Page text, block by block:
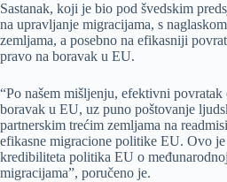
Sastanak, koji je bio pod švedskim
na upravljanje migracijama, s
zemljama, a posebno na efikasniji
pravo na boravak u EU.
“Po našem mišljenju, efektivni povratak
boravak u EU, uz puno poštovanje
partnerskim trećim zemljama na
efikasne migracione politike EU. Ovo
kredibiliteta politika EU o
migracijama”, poručeno je.